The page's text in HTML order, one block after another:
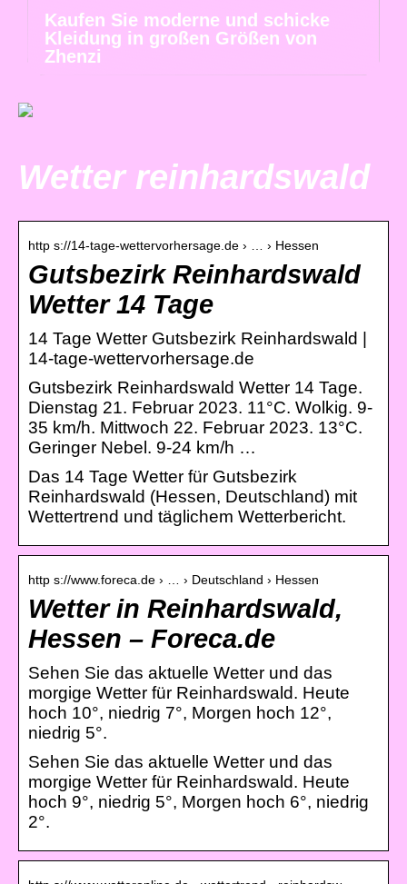
Kaufen Sie moderne und schicke
Kleidung in großen Größen von
Zhenzi
Wetter reinhardswald
http s://14-tage-wettervorhersage.de › … › Hessen
Gutsbezirk Reinhardswald
Wetter 14 Tage
14 Tage Wetter Gutsbezirk Reinhardswald |
14-tage-wettervorhersage.de
Gutsbezirk Reinhardswald Wetter 14 Tage.
Dienstag 21. Februar 2023. 11°C. Wolkig. 9-
35 km/h. Mittwoch 22. Februar 2023. 13°C.
Geringer Nebel. 9-24 km/h …
Das 14 Tage Wetter für Gutsbezirk
Reinhardswald (Hessen, Deutschland) mit
Wettertrend und täglichem Wetterbericht.
http s://www.foreca.de › … › Deutschland › Hessen
Wetter in Reinhardswald,
Hessen – Foreca.de
Sehen Sie das aktuelle Wetter und das
morgige Wetter für Reinhardswald. Heute
hoch 10°, niedrig 7°, Morgen hoch 12°,
niedrig 5°.
Sehen Sie das aktuelle Wetter und das
morgige Wetter für Reinhardswald. Heute
hoch 9°, niedrig 5°, Morgen hoch 6°, niedrig
2°.